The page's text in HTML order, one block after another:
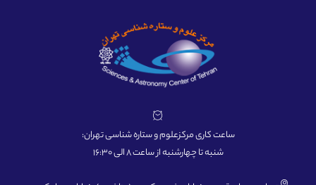
ساعت کاری مرکزعلوم و ستاره شناسی تهران:
شنبه تا چهارشنبه از ساعت 8 الی 16:30